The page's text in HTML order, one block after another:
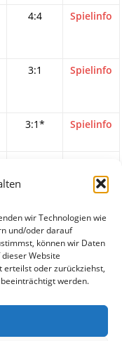
wir Technologien wie
und/oder darauf
können wir Daten
Website
erteilst oder zurückziehst,
werden.
4:4 Spielinfo
3:1 Spielinfo
3:1* Spielinfo
2:4 Spielinfo
1:1 Spielinfo